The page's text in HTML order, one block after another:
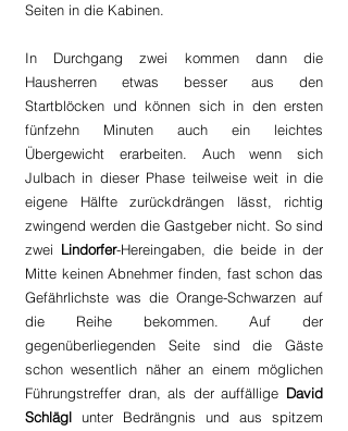
Seiten in die Kabinen.
In Durchgang zwei kommen dann die
Hausherren etwas besser aus den
Startblöcken und können sich in den ersten
fünfzehn Minuten auch ein leichtes
Übergewicht erarbeiten. Auch wenn sich
Julbach in dieser Phase teilweise weit in die
eigene Hälfte zurückdrängen lässt, richtig
zwingend werden die Gastgeber nicht. So sind
zwei Lindorfer-Hereingaben, die beide in der
Mitte keinen Abnehmer finden, fast schon das
Gefährlichste was die Orange-Schwarzen auf
die Reihe bekommen. Auf der
gegenüberliegenden Seite sind die Gäste
schon wesentlich näher an einem möglichen
Führungstreffer dran, als der auffällige David
Schlägl unter Bedrängnis und aus spitzem